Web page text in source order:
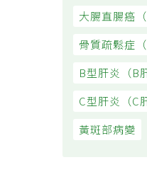
大腸直腸癌（
骨質疏鬆症（
B型肝炎（B
C型肝炎（C
黃斑部病變